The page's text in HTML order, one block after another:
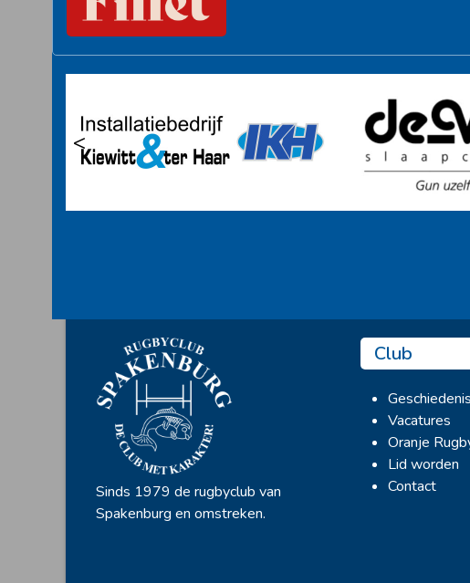
<
Sinds 1979 de rugbyclub van
Spakenburg en omstreken.
Club
Geschiedenis
Vacatures
Oranje
Lid worden
Contact